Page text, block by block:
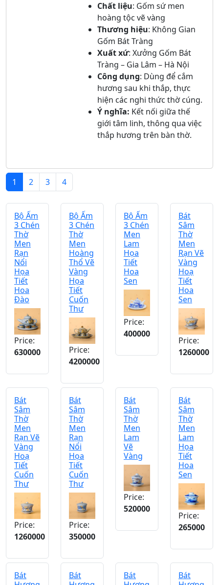
Chất liệu: Gốm sứ men
hoàng tộc vẽ vàng
Thương hiệu: Không Gian
Gốm Bát Tràng
Xuất xứ: Xưởng Gốm Bát
Tràng – Gia Lâm – Hà Nội
Công dụng: Dùng để cắm
hương sau khi thắp, thực
hiện các nghi thức thờ cúng.
Ý nghĩa: Kết nối giữa thế
giới tâm linh, thông qua việc
thắp hương trên bàn thờ.
1 2 3 4
Bộ Ấm
3 Chén
Thờ
Men
Rạn
Nổi
Họa
Tiết
Hoa
Đào
Price:
630000
Bộ Ấm
3 Chén
Thờ
Men
Hoàng
Thổ Vẽ
Vàng
Họa
Tiết
Cuốn
Thư
Price:
4200000
Bộ Ấm
3 Chén
Men
Lam
Họa
Tiết
Hoa
Sen
Price:
400000
Bát
Sâm
Thờ
Men
Rạn Vẽ
Vàng
Hoạ
Tiết
Hoa
Sen
Price:
1260000
Bát
Sâm
Thờ
Men
Rạn Vẽ
Vàng
Hoạ
Tiết
Cuốn
Thư
Price:
1260000
Bát
Sâm
Thờ
Men
Rạn
Nổi
Họa
Tiết
Cuốn
Thư
Price:
350000
Bát
Sâm
Thờ
Men
Lam
Vẽ
Vàng
Price:
520000
Bát
Sâm
Thờ
Men
Lam
Họa
Tiết
Hoa
Sen
Price:
265000
Bát
Bát
Bát
Bát